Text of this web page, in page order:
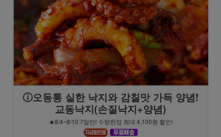
ⓘ오동통 실한 낙지와 감칠맛 가득 양념!
교동낙지(손질낙지+양념)
★8/4~8/10 7일만! 수량한정 최대 4,100원 할인!